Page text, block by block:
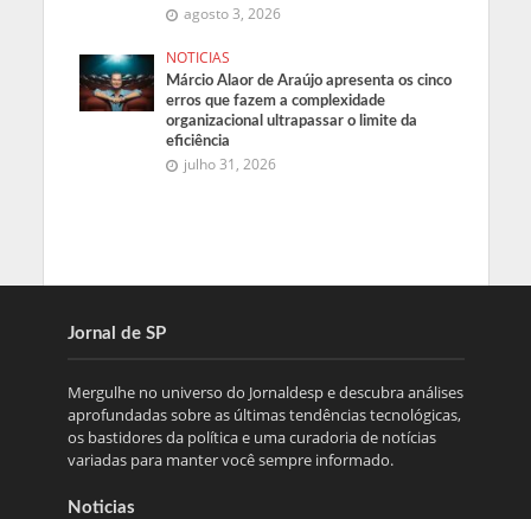
agosto 3, 2026
NOTICIAS
Márcio Alaor de Araújo apresenta os cinco
erros que fazem a complexidade
organizacional ultrapassar o limite da
eficiência
julho 31, 2026
Jornal de SP
Mergulhe no universo do Jornaldesp e descubra análises
aprofundadas sobre as últimas tendências tecnológicas,
os bastidores da política e uma curadoria de notícias
variadas para manter você sempre informado.
Noticias